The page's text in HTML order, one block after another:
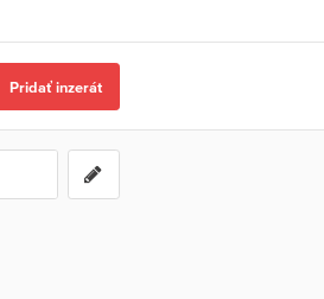
Pridať inzerát